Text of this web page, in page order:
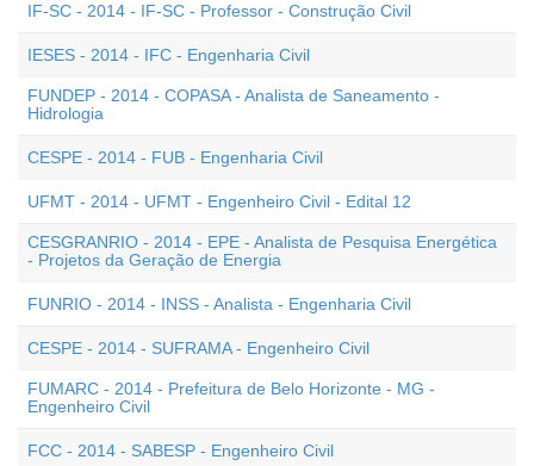
IF-SC - 2014 - IF-SC - Professor - Construção Civil
IESES - 2014 - IFC - Engenharia Civil
FUNDEP - 2014 - COPASA - Analista de Saneamento -
Hidrologia
CESPE - 2014 - FUB - Engenharia Civil
UFMT - 2014 - UFMT - Engenheiro Civil - Edital 12
CESGRANRIO - 2014 - EPE - Analista de Pesquisa Energética
- Projetos da Geração de Energia
FUNRIO - 2014 - INSS - Analista - Engenharia Civil
CESPE - 2014 - SUFRAMA - Engenheiro Civil
FUMARC - 2014 - Prefeitura de Belo Horizonte - MG -
Engenheiro Civil
FCC - 2014 - SABESP - Engenheiro Civil